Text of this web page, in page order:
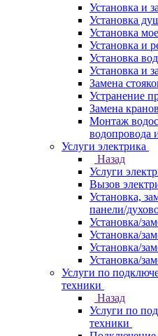
Установка и
Установка
Установка
Установка и
Установка
Установка и
Замена
Устранение
Замена
Монтаж
водопровода
Услуги электрика
Назад
Услуги
Вызов
Установка,
панели/
Установка/
Установка/
Установка/
Установка/
Услуги по
техники
Назад
Услуги по
техники